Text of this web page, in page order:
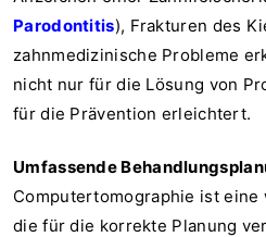
Parodontitis), Frakturen des
zahnmedizinische Probleme
nicht nur für die Lösung von
für die Prävention erleichtert.
Umfassende
Computertomographie ist
die für die korrekte Planung